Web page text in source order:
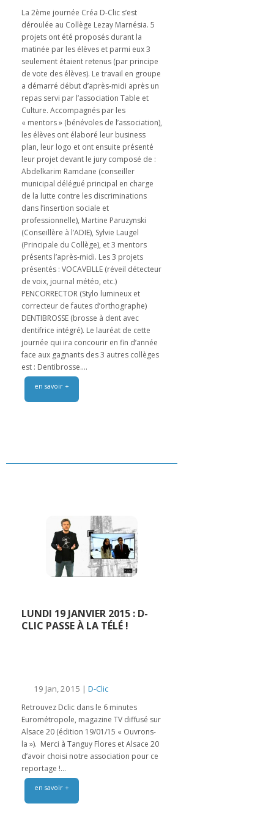
La 2ème journée Créa D-Clic s’est
déroulée au Collège Lezay Marnésia. 5
projets ont été proposés durant la
matinée par les élèves et parmi eux 3
seulement étaient retenus (par principe
de vote des élèves). Le travail en groupe
a démarré début d’après-midi après un
repas servi par l’association Table et
Culture. Accompagnés par les
« mentors » (bénévoles de l’association),
les élèves ont élaboré leur business
plan, leur logo et ont ensuite présenté
leur projet devant le jury composé de :
Abdelkarim Ramdane (conseiller
municipal délégué principal en charge
de la lutte contre les discriminations
dans l’insertion sociale et
professionnelle), Martine Paruzynski
(Conseillère à l’ADIE), Sylvie Laugel
(Principale du Collège), et 3 mentors
présents l’après-midi. Les 3 projets
présentés : VOCAVEILLE (réveil détecteur
de voix, journal météo, etc.)
PENCORRECTOR (Stylo lumineux et
correcteur de fautes d’orthographe)
DENTIBROSSE (brosse à dent avec
dentifrice intégré). Le lauréat de cette
journée qui ira concourir en fin d’année
face aux gagnants des 3 autres collèges
est : Dentibrosse....
en savoir +
LUNDI 19 JANVIER 2015 : D-
CLIC PASSE À LA TÉLÉ !
19 Jan, 2015 | D-Clic
Retrouvez Dclic dans le 6 minutes
Eurométropole, magazine TV diffusé sur
Alsace 20 (édition 19/01/15 « Ouvrons-
la »). Merci à Tanguy Flores et Alsace 20
d’avoir choisi notre association pour ce
reportage !...
en savoir +